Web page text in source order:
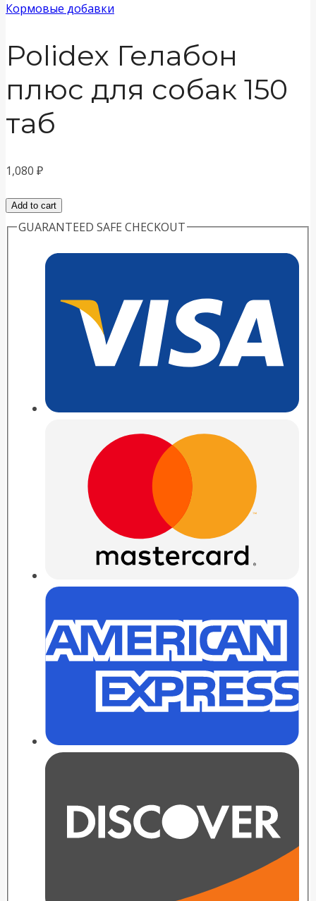
Кормовые добавки
Polidex Гелабон
плюс для собак 150
таб
1,080 ₽
Polidex
Гелабон
Add to cart
GUARANTEED SAFE CHECKOUT